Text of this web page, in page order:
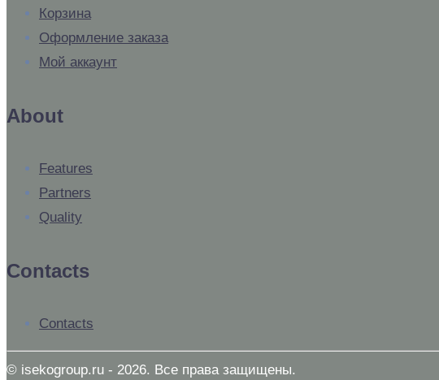
Корзина
Оформление заказа
Мой аккаунт
About
Features
Partners
Quality
Contacts
Contacts
© isekogroup.ru - 2026. Все права защищены.